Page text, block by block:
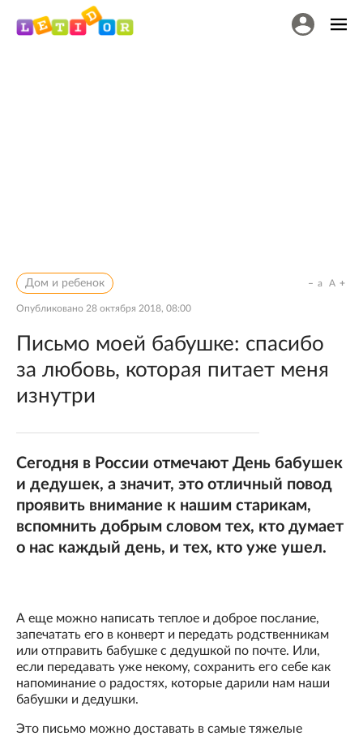
Дом и ребенок
Опубликовано 28 октября 2018, 08:00
a A
Письмо моей бабушке: спасибо
за любовь, которая питает меня
изнутри
Сегодня в России отмечают День бабушек
и дедушек, а значит, это отличный повод
проявить внимание к нашим старикам,
вспомнить добрым словом тех, кто думает
о нас каждый день, и тех, кто уже ушел.
А еще можно написать теплое и доброе послание,
запечатать его в конверт и передать родственникам
или отправить бабушке с дедушкой по почте. Или,
если передавать уже некому, сохранить его себе как
напоминание о радостях, которые дарили нам наши
бабушки и дедушки.
Это письмо можно доставать в самые тяжелые